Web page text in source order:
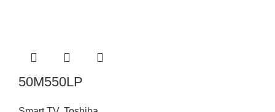
50M550LP